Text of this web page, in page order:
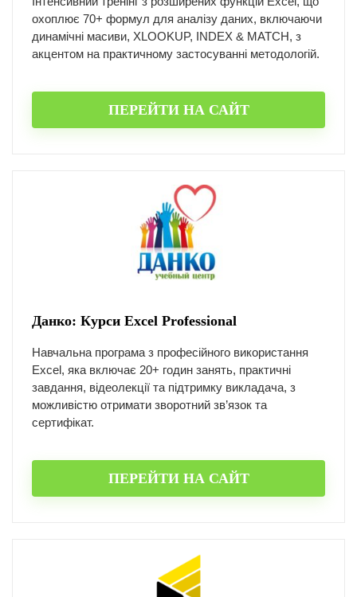
охоплює 70+ формул для аналізу даних, включаючи
динамічні масиви, XLOOKUP, INDEX & MATCH, з
акцентом на практичному застосуванні методологій.
ПЕРЕЙТИ НА САЙТ
Данко: Курси Excel Professional
Навчальна програма з професійного використання
Excel, яка включає 20+ годин занять, практичні
завдання, відеолекції та підтримку викладача, з
можливістю отримати зворотний зв’язок та
сертифікат.
ПЕРЕЙТИ НА САЙТ